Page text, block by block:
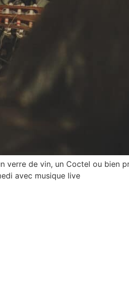
verre de vin, un Coctel ou bien
avec musique live